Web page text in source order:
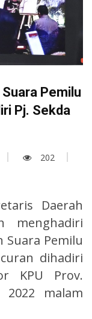
Pemilu
Pj. Sekda
202
Daerah
menghadiri
Suara Pemilu
dihadiri
KPU Prov.
2022 malam